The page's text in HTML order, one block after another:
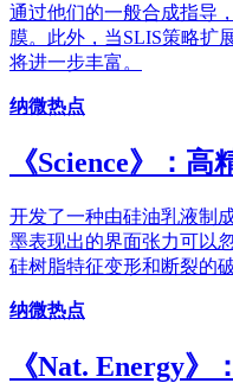
通过他们的一般合成指导
膜。此外，当SLIS策略扩
将进一步丰富。
纳微热点
《Science》：
开发了一种由硅油乳液制
墨表现出的界面张力可以
硅树脂特征变形和断裂的破
纳微热点
《Nat. Energy》